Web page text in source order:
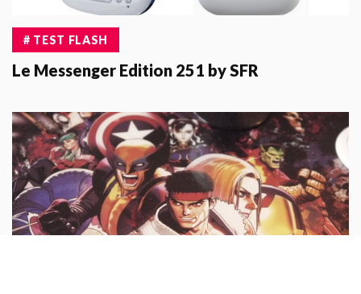
# TEST FLASH
Le Messenger Edition 251 by SFR